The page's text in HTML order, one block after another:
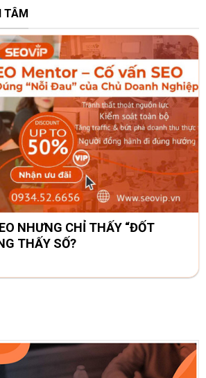
TÂM
NHƯNG CHỈ THẤY “ĐỐT
THẤY SỐ?